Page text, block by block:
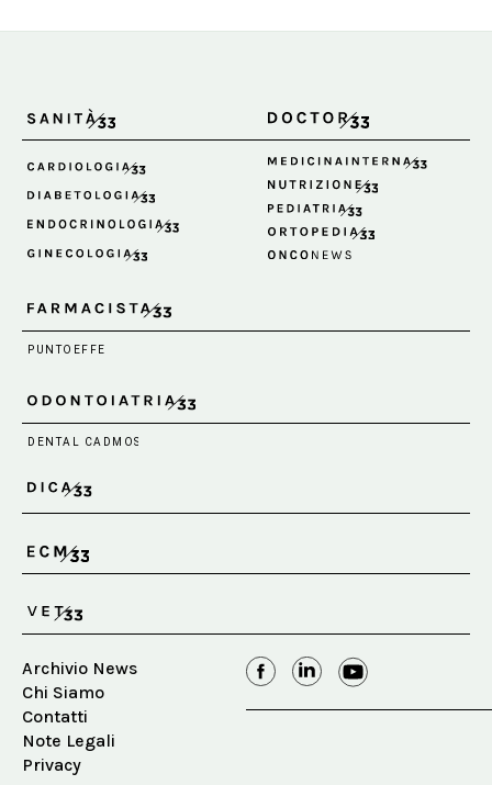
Archivio News
Chi Siamo
Contatti
Note Legali
Privacy